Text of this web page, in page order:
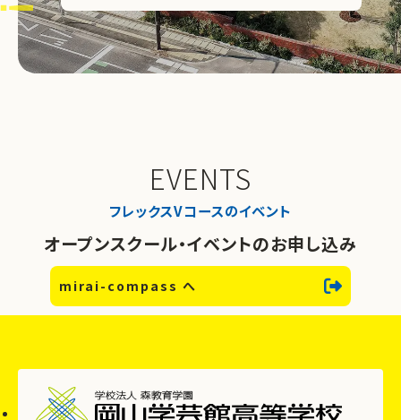
EVENTS
フレックスVコースのイベント
オープンスクール・イベントのお申し込み
mirai-compass へ